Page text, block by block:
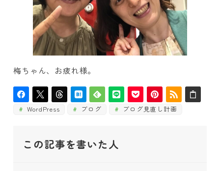
梅ちゃん、お疲れ様。
WordPress ブログ ブログ見直し計画
この記事を書いた人